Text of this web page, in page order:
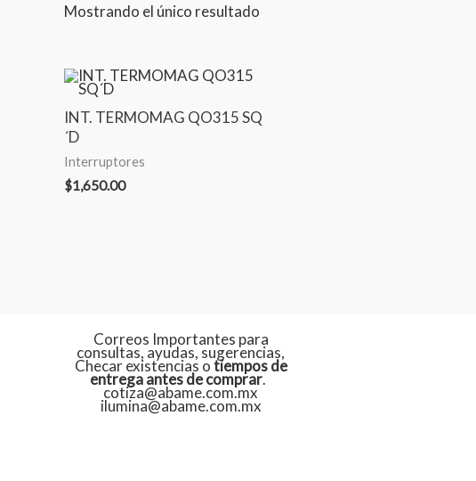
Mostrando el único resultado
INT. TERMOMAG QO315 SQ
´D
Interruptores
$1,650.00
Correos Importantes para
consultas, ayudas, sugerencias,
Checar existencias otiempos de
entrega antes de comprar.
cotiza@abame.com.mx
ilumina@abame.com.mx